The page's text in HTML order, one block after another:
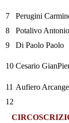
7
Perugini
8
Potalivo Antonio
9
Di Paolo Paolo
10 Cesario
11 Aufiero
12